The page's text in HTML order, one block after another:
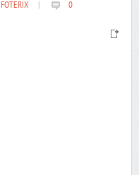
FOTERIX 0